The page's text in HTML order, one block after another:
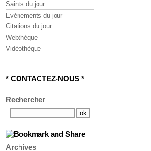
Saints du jour
Evénements du jour
Citations du jour
Webthèque
Vidéothèque
* CONTACTEZ-NOUS *
Rechercher
Archives